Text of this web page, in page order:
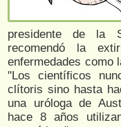
presidente de la
recomendó la
enfermedades como
"Los científicos
clítoris sino hasta
una uróloga de
hace 8 años